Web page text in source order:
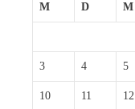
M D M
3 4 5
10 11 12